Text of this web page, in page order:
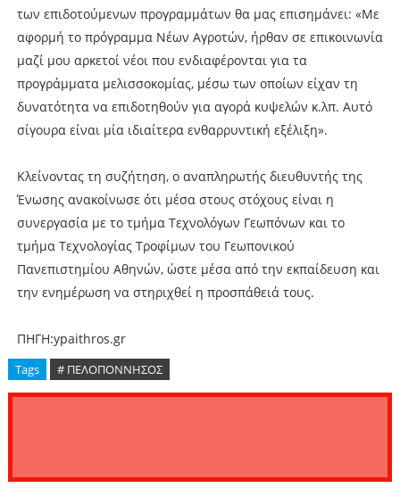
των επιδοτούμενων προγραμμάτων θα μας επισημάνει: «Με
αφορμή το πρόγραμμα Νέων Αγροτών, ήρθαν σε επικοινωνία
μαζί μου αρκετοί νέοι που ενδιαφέρονται για τα
προγράμματα μελισσοκομίας, μέσω των οποίων είχαν τη
δυνατότητα να επιδοτηθούν για αγορά κυψελών κ.λπ. Αυτό
σίγουρα είναι μία ιδιαίτερα ενθαρρυντική εξέλιξη».
Κλείνοντας τη συζήτηση, ο αναπληρωτής διευθυντής της
Ένωσης ανακοίνωσε ότι μέσα στους στόχους είναι η
συνεργασία με το τμήμα Τεχνολόγων Γεωπόνων και το
τμήμα Τεχνολογίας Τροφίμων του Γεωπονικού
Πανεπιστημίου Αθηνών, ώστε μέσα από την εκπαίδευση και
την ενημέρωση να στηριχθεί η προσπάθειά τους.
ΠΗΓΗ:ypaithros.gr
Tags # ΠΕΛΟΠΟΝΝΗΣΟΣ